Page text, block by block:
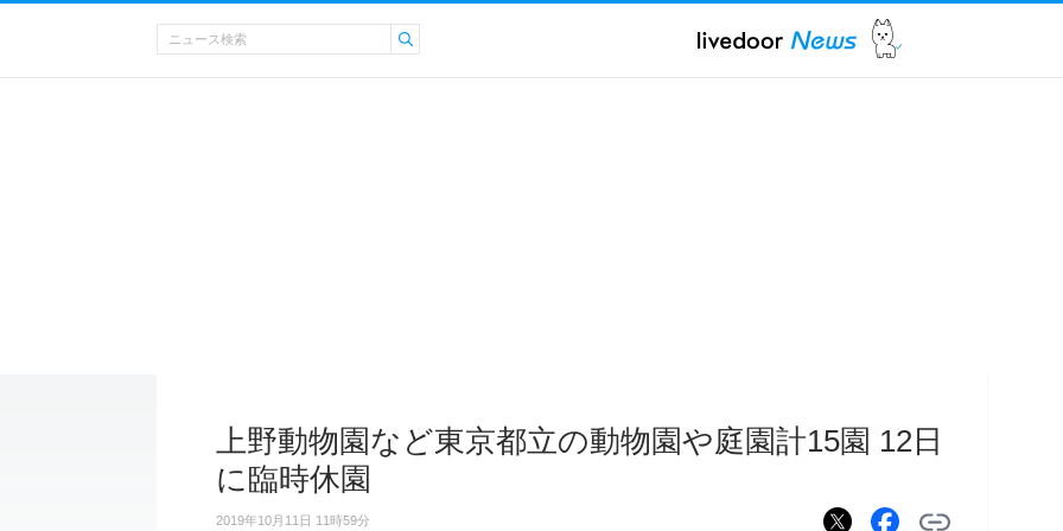
上野動物園など東京都立の動物園や庭園計15園 12日
に臨時休園
2019年10月11日 11時59分